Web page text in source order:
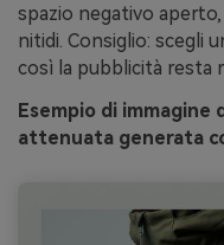
spazio negativo
nitidi. Consiglio: scegli
così la pubblicità resta
Esempio di
attenuata generata